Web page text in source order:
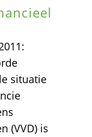
situatie
(VVD) is